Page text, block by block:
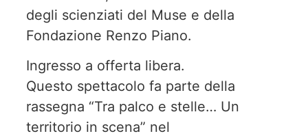
degli scienziati del Muse e della
Fondazione Renzo Piano.
Ingresso a offerta libera.
Questo spettacolo fa parte della
rassegna “Tra palco e stelle… Un
territorio in scena” nel